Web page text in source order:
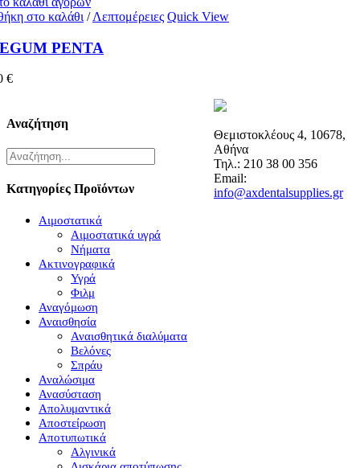
στο καλάθι / Λεπτομέρειες Quick View
PENTA
€
Αναζήτηση
Κατηγορίες Προϊόντων
Αιμοστατικά
Αιμοστατικά υγρά
Νήματα
Ακτινογραφικά
Υγρά
Φιλμ
Αναγόμωση
Αναισθησία
Αναισθητικά διαλύματα
Βελόνες
Σπράυ
Αναλώσιμα
Ανασύσταση
Απολυμαντικά
Αποστείρωση
Αποτυπωτικά
Αλγινικά
Θεμιστοκλέους 4, 10678,
Αθήνα
Τηλ.: 210 38 00 356
Email:
info@axdentalsupplies.gr